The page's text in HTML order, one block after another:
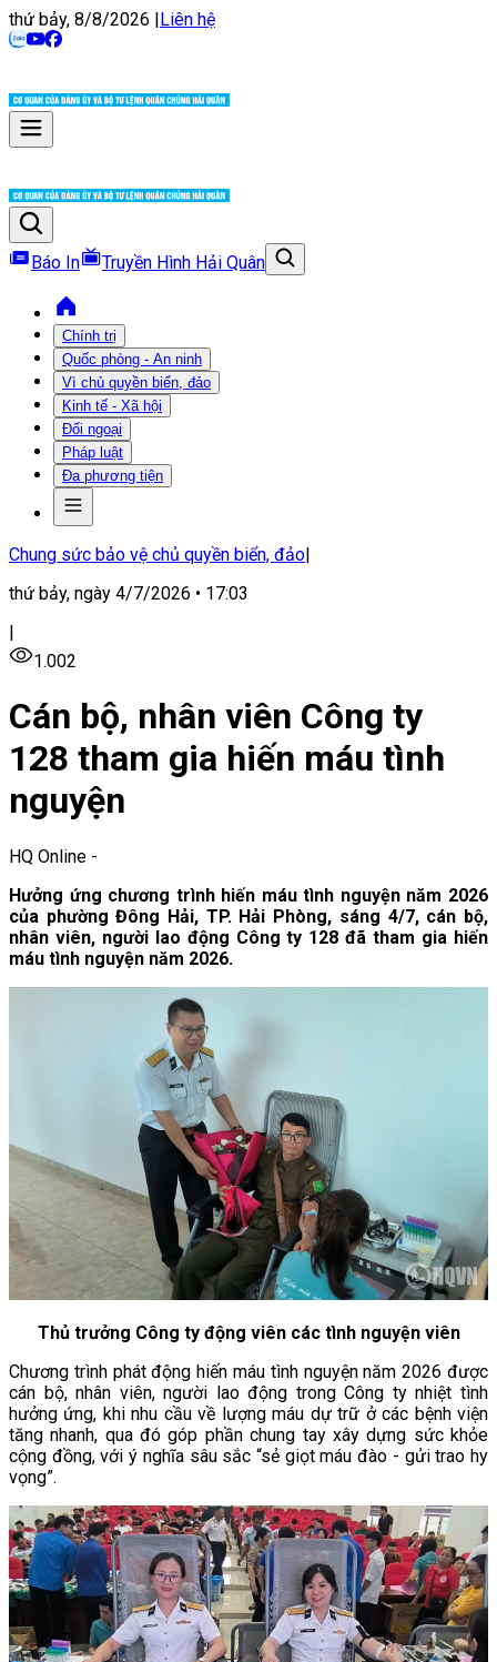
thứ bảy, 8/8/2026 |Liên hệ
Báo In Truyền Hình Hải Quân
Chính trị
Quốc phòng - An ninh
Vì chủ quyền biển, đảo
Kinh tế - Xã hội
Đối ngoại
Pháp luật
Đa phương tiện
Chung sức bảo vệ chủ quyền biển, đảo|
thứ bảy, ngày 4/7/2026 • 17:03
|
1.002
Cán bộ, nhân viên Công ty
128 tham gia hiến máu tình
nguyện
HQ Online -
Hưởng ứng chương trình hiến máu tình nguyện năm 2026
của phường Đông Hải, TP. Hải Phòng, sáng 4/7, cán bộ,
nhân viên, người lao động Công ty 128 đã tham gia hiến
máu tình nguyện năm 2026.
Thủ trưởng Công ty động viên các tình nguyện viên
Chương trình phát động hiến máu tình nguyện năm 2026 được
cán bộ, nhân viên, người lao động trong Công ty nhiệt tình
hưởng ứng, khi nhu cầu về lượng máu dự trữ ở các bệnh viện
tăng nhanh, qua đó góp phần chung tay xây dựng sức khỏe
cộng đồng, với ý nghĩa sâu sắc “sẻ giọt máu đào - gửi trao hy
vọng”.